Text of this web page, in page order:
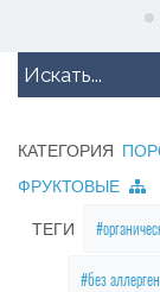
КАТЕГОРИЯ
ФРУКТОВЫЕ
ТЕГИ
без